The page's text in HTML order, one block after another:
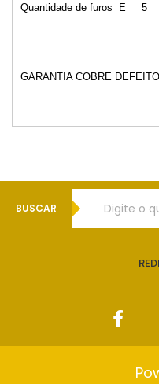
Quantidade de furos E 5
GARANTIA COBRE
BUSCAR